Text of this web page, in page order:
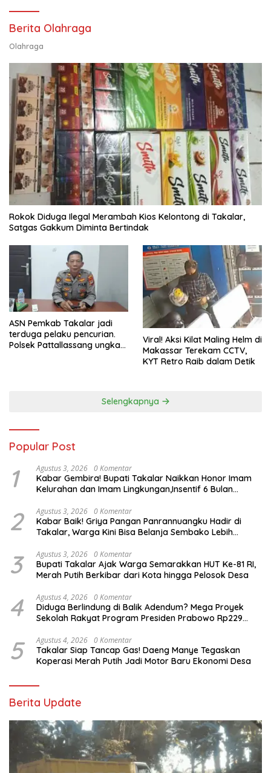
Berita Olahraga
Olahraga
Rokok Diduga Ilegal Merambah Kios Kelontong di Takalar,
Satgas Gakkum Diminta Bertindak
ASN Pemkab Takalar jadi
terduga pelaku pencurian.
Polsek Pattallassang ungkap
Viral! Aksi Kilat Maling Helm di
Makassar Terekam CCTV,
KYT Retro Raib dalam Detik
Selengkapnya
Popular Post
1 Agustus 3, 2026 0 Komentar
Kabar Gembira! Bupati Takalar Naikkan Honor Imam
Kelurahan dan Imam Lingkungan,Insentif 6 Bulan
2 Agustus 3, 2026 0 Komentar
Kabar Baik! Griya Pangan Panrannuangku Hadir di
Takalar, Warga Kini Bisa Belanja Sembako Lebih
3 Agustus 3, 2026 0 Komentar
Bupati Takalar Ajak Warga Semarakkan HUT Ke-81 RI,
Merah Putih Berkibar dari Kota hingga Pelosok Desa
4 Agustus 4, 2026 0 Komentar
Diduga Berlindung di Balik Adendum? Mega Proyek
Sekolah Rakyat Program Presiden Prabowo Rp229
5 Agustus 4, 2026 0 Komentar
Takalar Siap Tancap Gas! Daeng Manye Tegaskan
Koperasi Merah Putih Jadi Motor Baru Ekonomi Desa
Berita Update